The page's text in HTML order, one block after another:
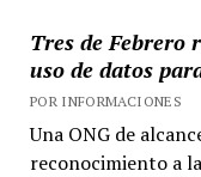
Tres de Febrero
uso de datos
POR INFORMACIONES
Una ONG de
reconocimiento a